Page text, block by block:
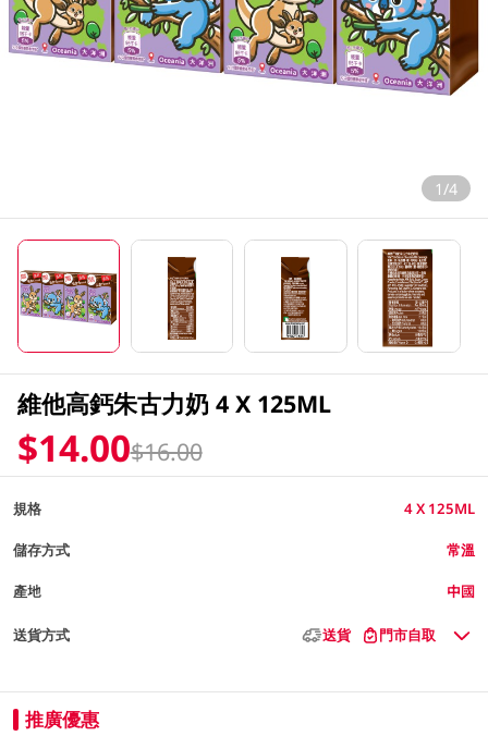
1/4
維他高鈣朱古力奶 4 X 125ML
$14.00$16.00
規格 4 X 125ML
儲存方式 常溫
產地 中國
送貨方式 送貨 門市自取
推廣優惠